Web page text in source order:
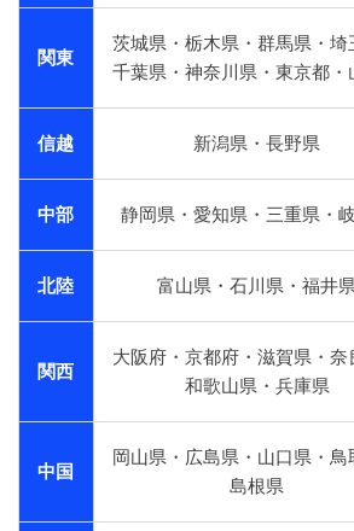
関東
茨城県・栃木県・群馬県・埼
千葉県・神奈川県・東京都・
信越 新潟県・長野県
中部 静岡県・愛知県・三重県・
北陸 富山県・石川県・福井
関西
大阪府・京都府・滋賀県・奈
和歌山県・兵庫県
中国
岡山県・広島県・山口県・鳥
島根県